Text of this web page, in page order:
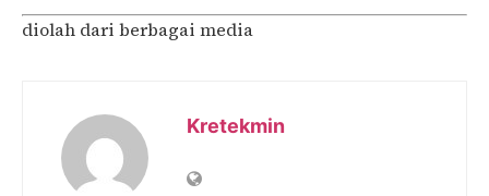
diolah dari berbagai media
Kretekmin